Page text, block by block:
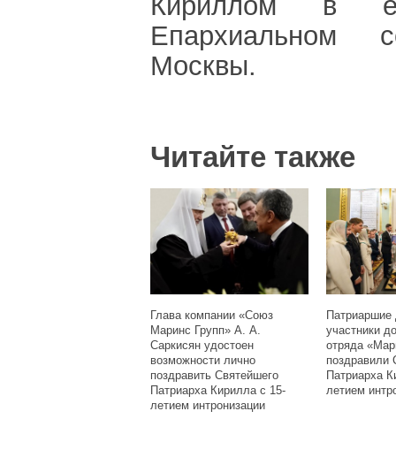
Епархиальном
Москвы.
Читайте также
Глава компании «Союз
Маринс Групп» А. А.
Саркисян удостоен
возможности лично
поздравить Святейшего
Патриарха Кирилла с 15-
летием интронизации
Патриаршие
участники
отряда
поздравили
Патриарха
летием